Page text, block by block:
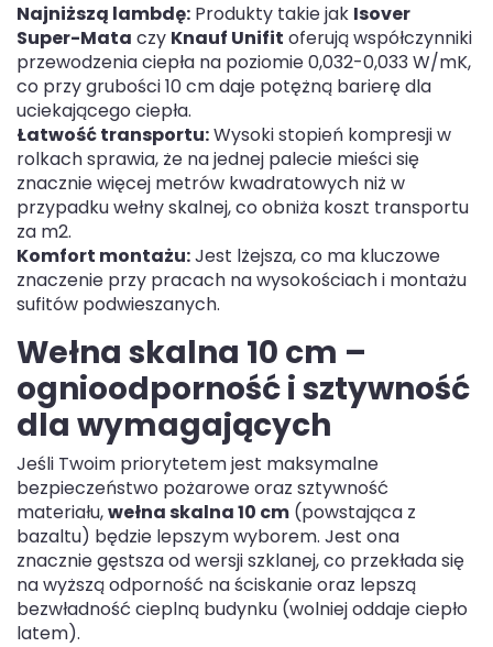
Najniższą lambdę: Produkty takie jak Isover
Super-Mata czy Knauf Unifit oferują współczynniki
przewodzenia ciepła na poziomie 0,032-0,033 W/mK,
co przy grubości 10 cm daje potężną barierę dla
uciekającego ciepła.
Łatwość transportu:Wysoki stopień kompresji w
rolkach sprawia, że na jednej palecie mieści się
znacznie więcej metrów kwadratowych niż w
przypadku wełny skalnej, co obniża koszt transportu
za m2.
Komfort montażu:Jest lżejsza, co ma kluczowe
znaczenie przy pracach na wysokościach i montażu
sufitów podwieszanych.
Wełna skalna 10 cm –
ognioodporność i sztywność
dla wymagających
Jeśli Twoim priorytetem jest maksymalne
bezpieczeństwo pożarowe oraz sztywność
materiału,wełna skalna 10 cm (powstająca z
bazaltu) będzie lepszym wyborem. Jest ona
znacznie gęstsza od wersji szklanej, co przekłada się
na wyższą odporność na ściskanie oraz lepszą
bezwładność cieplną budynku (wolniej oddaje ciepło
latem).